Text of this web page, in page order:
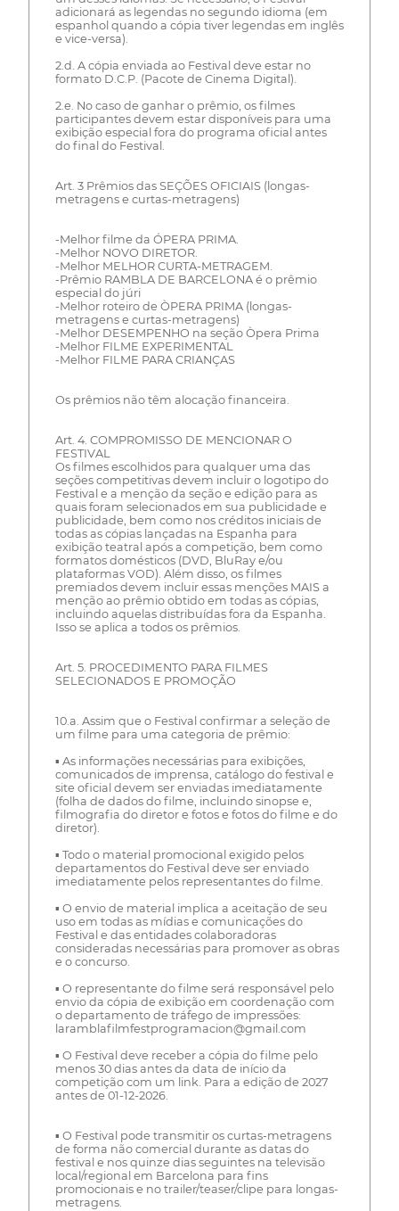
adicionará as legendas no segundo idioma (em
espanhol quando a cópia tiver legendas em inglês
e vice-versa).
2.d. A cópia enviada ao Festival deve estar no
formato D.C.P. (Pacote de Cinema Digital).
2.e. No caso de ganhar o prêmio, os filmes
participantes devem estar disponíveis para uma
exibição especial fora do programa oficial antes
do final do Festival.
Art. 3 Prêmios das SEÇÕES OFICIAIS (longas-
metragens e curtas-metragens)
-Melhor filme da ÓPERA PRIMA.
-Melhor NOVO DIRETOR.
-Melhor MELHOR CURTA-METRAGEM.
-Prêmio RAMBLA DE BARCELONA é o prêmio
especial do júri
-Melhor roteiro de ÒPERA PRIMA (longas-
metragens e curtas-metragens)
-Melhor DESEMPENHO na seção Òpera Prima
-Melhor FILME EXPERIMENTAL
-Melhor FILME PARA CRIANÇAS
Os prêmios não têm alocação financeira.
Art. 4. COMPROMISSO DE MENCIONAR O
FESTIVAL
Os filmes escolhidos para qualquer uma das
seções competitivas devem incluir o logotipo do
Festival e a menção da seção e edição para as
quais foram selecionados em sua publicidade e
publicidade, bem como nos créditos iniciais de
todas as cópias lançadas na Espanha para
exibição teatral após a competição, bem como
formatos domésticos (DVD, BluRay e/ou
plataformas VOD). Além disso, os filmes
premiados devem incluir essas menções MAIS a
menção ao prêmio obtido em todas as cópias,
incluindo aquelas distribuídas fora da Espanha.
Isso se aplica a todos os prêmios.
Art. 5. PROCEDIMENTO PARA FILMES
SELECIONADOS E PROMOÇÃO
10.a. Assim que o Festival confirmar a seleção de
um filme para uma categoria de prêmio:
▪ As informações necessárias para exibições,
comunicados de imprensa, catálogo do festival e
site oficial devem ser enviadas imediatamente
(folha de dados do filme, incluindo sinopse e,
filmografia do diretor e fotos e fotos do filme e do
diretor).
▪ Todo o material promocional exigido pelos
departamentos do Festival deve ser enviado
imediatamente pelos representantes do filme.
▪ O envio de material implica a aceitação de seu
uso em todas as mídias e comunicações do
Festival e das entidades colaboradoras
consideradas necessárias para promover as obras
e o concurso.
▪ O representante do filme será responsável pelo
envio da cópia de exibição em coordenação com
o departamento de tráfego de impressões:
laramblafilmfestprogramacion@gmail.com
▪ O Festival deve receber a cópia do filme pelo
menos 30 dias antes da data de início da
competição com um link. Para a edição de 2027
antes de 01-12-2026.
▪ O Festival pode transmitir os curtas-metragens
de forma não comercial durante as datas do
festival e nos quinze dias seguintes na televisão
local/regional em Barcelona para fins
promocionais e no trailer/teaser/clipe para longas-
metragens.